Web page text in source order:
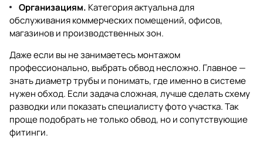
Организациям. Категория актуальна для
обслуживания коммерческих помещений, офисов,
магазинов и производственных зон.
Даже если вы не занимаетесь монтажом
профессионально, выбрать обвод несложно. Главное —
знать диаметр трубы и понимать, где именно в системе
нужен обход. Если задача сложная, лучше сделать схему
разводки или показать специалисту фото участка. Так
проще подобрать не только обвод, но и сопутствующие
фитинги.